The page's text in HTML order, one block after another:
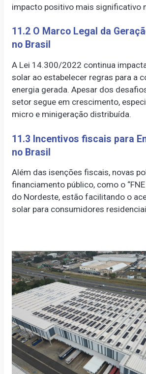
impacto positivo mais significativo
11.2 O Marco Legal da
no Brasil
A Lei 14.300/2022 continua
solar ao estabelecer regras para a
energia gerada. Apesar dos
setor segue em crescimento,
micro e minigeração distribuída.
11.3 Incentivos fiscais para
no Brasil
Além das isenções fiscais, novas
financiamento público, como o
do Nordeste, estão facilitando o
solar para consumidores